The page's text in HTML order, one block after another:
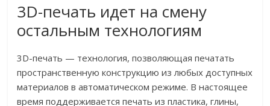
3D-печать идет на смену
остальным технологиям
3D-печать — технология, позволяющая печатать
пространственную конструкцию из любых доступных
материалов в автоматическом режиме. В настоящее
время поддерживается печать из пластика, глины,